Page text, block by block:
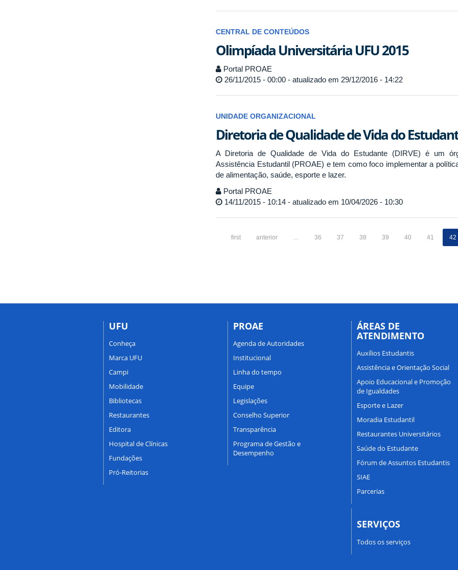
CENTRAL DE CONTEÚDOS
Olimpíada Universitária UFU 2015
Portal PROAE
26/11/2015 - 00:00 - atualizado em 29/12/2016 - 14:22
UNIDADE ORGANIZACIONAL
Diretoria de Qualidade de Vida do
A Diretoria de Qualidade de Vida do Estudante (DIRVE) é um
Assistência Estudantil (PROAE) e tem como foco implementar a
de alimentação, saúde, esporte e lazer.
Portal PROAE
14/11/2015 - 10:14 - atualizado em 10/04/2026 - 10:30
first anterior 36 37 38 39 40 41 42
UFU
Conheça
Marca UFU
Campi
Mobilidade
Bibliotecas
Restaurantes
Editora
Hospital de Clínicas
Fundações
Pró-Reitorias
PROAE
Agenda de Autoridades
Institucional
Linha do tempo
Equipe
Legislações
Conselho Superior
Transparência
Programa de Gestão e
Desempenho
ÁREAS DE
ATENDIMENTO
Auxílios Estudantis
Assistência e Orientação Social
Apoio Educacional e Promoção
de Igualdades
Esporte e Lazer
Moradia Estudantil
Restaurantes Universitários
Saúde do Estudante
Fórum de Assuntos Estudantis
SIAE
Parcerias
SERVIÇOS
Todos os serviços